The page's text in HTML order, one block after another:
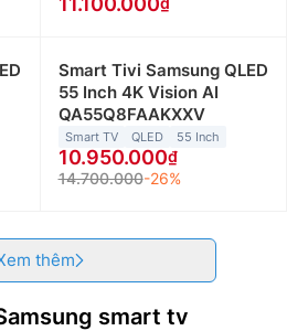
Smart Tivi Samsung QLED
55 Inch 4K Vision AI
QA55Q8FAAKXXV
Smart TV QLED 55 Inch
10.950.000
14.700.000-26%
thêm
smart tv